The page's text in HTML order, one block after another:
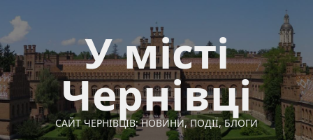
до
вмісту
У місті
Чернівці
САЙТ ЧЕРНІВЦІВ: НОВИНИ, ПОДІЇ, БЛОГИ